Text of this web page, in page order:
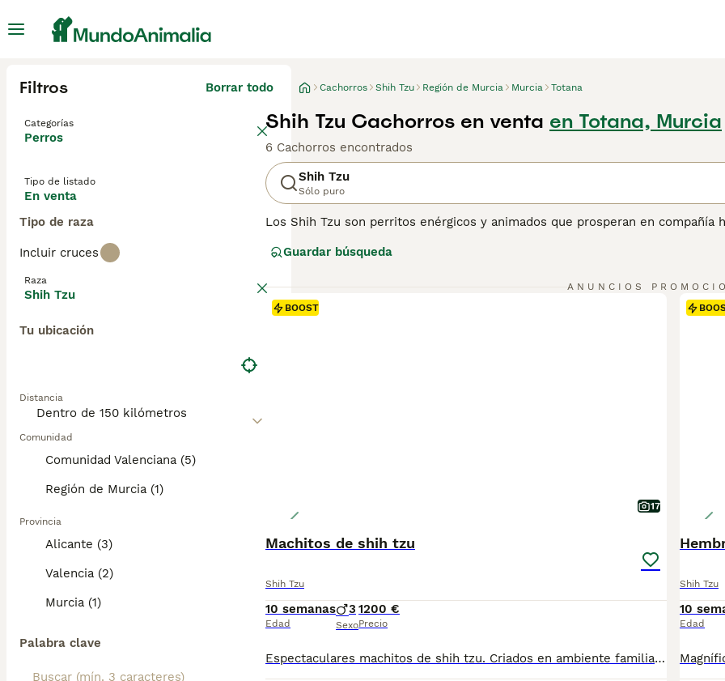
Filtros Borrar todo
Categorías
Perros
Tipo de listado
En venta
Tipo de raza
Incluir cruces
Raza
Shih Tzu
Tu ubicación
Distancia
Comunidad
Comunidad Valenciana (5)
Región de Murcia (1)
Provincia
Alicante (3)
Valencia (2)
Murcia (1)
Palabra clave
Cachorros Shih Tzu Región de Murcia Murcia Totana
Shih Tzu Cachorros en venta en Totana, Murcia
6 Cachorros encontrados
Shih Tzu
Sólo puro
Los Shih Tzu son perritos enérgicos y animados que prosperan en compañía
Compartir el hogar con un Shih Tzu es un verdadero placer. Conocidos por
Lee nuestra para obtener
Guardar búsqueda
ANUNCIOS
BOOST
17
Machitos de shih tzu
Shih Tzu
10 semanas
Edad
3
Sexo
1200 €
Precio
Espectaculares machitos de shih tzu. Criados en ambiente familiar y socializados. Se entregan con vacunas al día, chip y pasaporte, garantía, pedigree, certificado veterinario y desparasitados. Se regala kit de bienvenida con pienso para los primeros días. Pon un shih tzu en tu vida. Muy chatos y con mucho pelo. Posibilidad de llevarlo a la puerta de tu casa.
Shih Tzu
10
Edad